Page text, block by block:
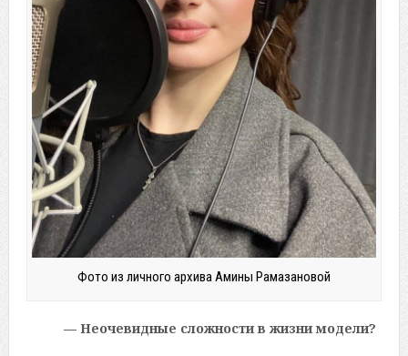
Фото из личного архива Амины Рамазановой
— Неочевидные сложности в жизни модели?